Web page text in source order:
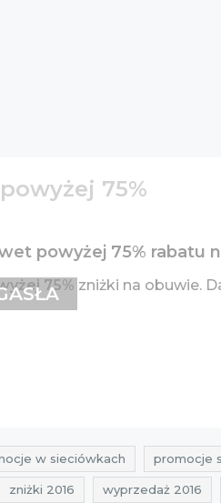
75%
powyżej 75% rabatu
75% zniżki na obuwie.
w sieciówkach promocje
zniżki 2016 wyprzedaż 2016